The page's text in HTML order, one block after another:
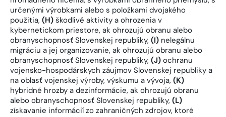
určenými výrobkami alebo s položkami dvojakého
použitia, (H) škodlivé aktivity a ohrozenia v
kybernetickom priestore, ak ohrozujú obranu alebo
obranyschopnosť Slovenskej republiky, (I) nelegálnu
migráciu a jej organizovanie, ak ohrozujú obranu alebo
obranyschopnosť Slovenskej republiky, (J) ochranu
vojensko-hospodárskych záujmov Slovenskej republiky a
na oblasť vojenskej výroby, výskumu a vývoja, (K)
hybridné hrozby a dezinformácie, ak ohrozujú obranu
alebo obranyschopnosť Slovenskej republiky, (L)
získavanie informácií zo zahraničných zdrojov, ktoré